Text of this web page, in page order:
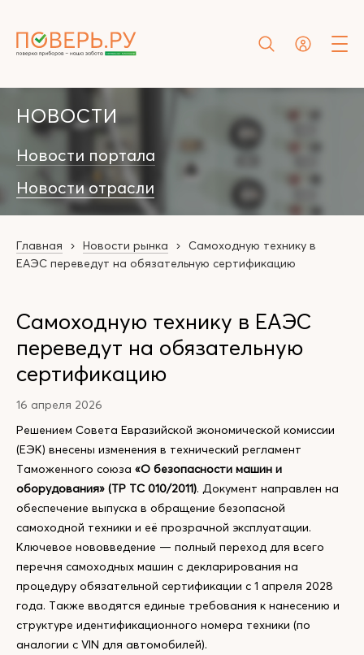
НОВОСТИ
Новости портала
Новости отрасли
Главная Новости рынка
Самоходную технику в
ЕАЭС переведут на обязательную сертификацию
Самоходную технику в ЕАЭС
переведут на обязательную
сертификацию
16 апреля 2026
Решением Совета Евразийской экономической комиссии
(ЕЭК) внесены изменения в технический регламент
Таможенного союза «О безопасности машин и
оборудования» (ТР ТС 010/2011). Документ направлен на
обеспечение выпуска в обращение безопасной
самоходной техники и её прозрачной эксплуатации.
Ключевое нововведение — полный переход для всего
перечня самоходных машин с декларирования на
процедуру обязательной сертификации с 1 апреля 2028
года. Также вводятся единые требования к нанесению и
структуре идентификационного номера техники (по
аналогии с VIN для автомобилей).